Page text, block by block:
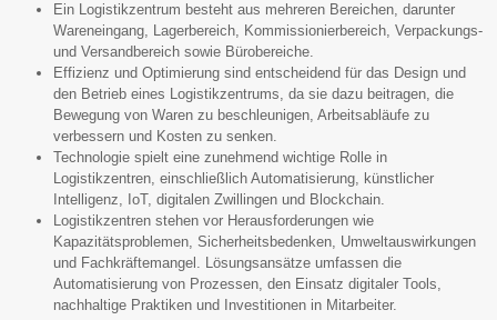
Ein Logistikzentrum besteht aus mehreren Bereichen, darunter
Wareneingang, Lagerbereich, Kommissionierbereich, Verpackungs-
und Versandbereich sowie Bürobereiche.
Effizienz und Optimierung sind entscheidend für das Design und
den Betrieb eines Logistikzentrums, da sie dazu beitragen, die
Bewegung von Waren zu beschleunigen, Arbeitsabläufe zu
verbessern und Kosten zu senken.
Technologie spielt eine zunehmend wichtige Rolle in
Logistikzentren, einschließlich Automatisierung, künstlicher
Intelligenz, IoT, digitalen Zwillingen und Blockchain.
Logistikzentren stehen vor Herausforderungen wie
Kapazitätsproblemen, Sicherheitsbedenken, Umweltauswirkungen
und Fachkräftemangel. Lösungsansätze umfassen die
Automatisierung von Prozessen, den Einsatz digitaler Tools,
nachhaltige Praktiken und Investitionen in Mitarbeiter.